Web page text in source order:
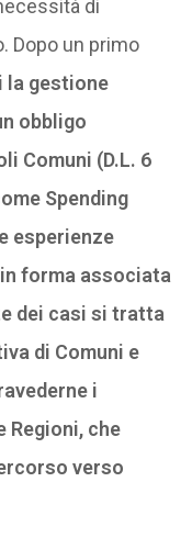
di
Dopo un primo
la gestione
obbligo
Comuni (D.L. 6
Spending
esperienze
forma associata
dei casi si tratta
di Comuni e
i
Regioni, che
verso